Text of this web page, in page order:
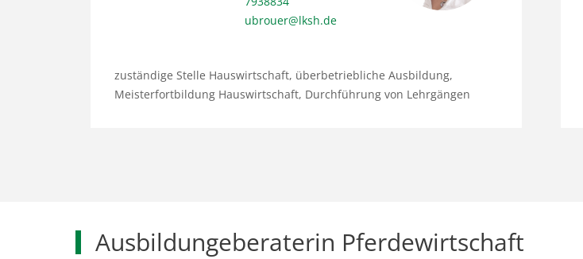
ubrouer@lksh.de
zuständige Stelle Hauswirtschaft, überbetriebliche Ausbildung,
Meisterfortbildung Hauswirtschaft, Durchführung von Lehrgängen
Ausbildungeberaterin Pferdewirtschaft